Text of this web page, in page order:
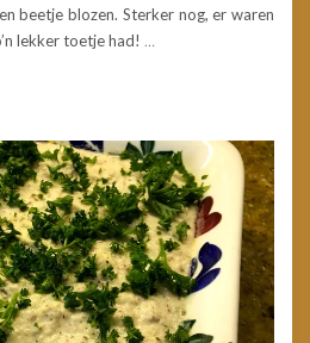
beetje blozen. Sterker nog, er waren
lekker toetje had! …